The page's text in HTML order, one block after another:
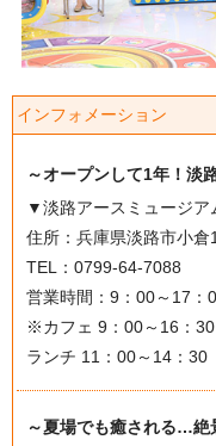
インフォメーション
～オープンして1年！淡
▼淡路アースミュージア
住所：兵庫県淡路市小
TEL：0799-64-7088
営業時間：9：00～17：
※カフェ 9：00～16：30
ランチ 11：00～14：30
～夏場でも癒される…絶